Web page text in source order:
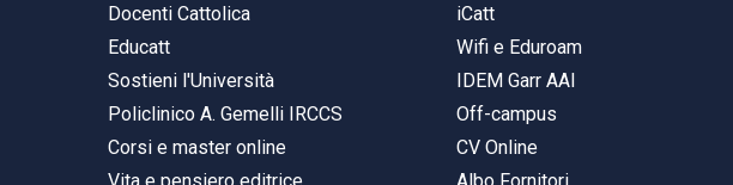
Docenti Cattolica
Educatt
Sostieni l'Università
Policlinico A. Gemelli IRCCS
Corsi e master online
iCatt
Wifi e Eduroam
IDEM Garr AAI
Off-campus
CV Online